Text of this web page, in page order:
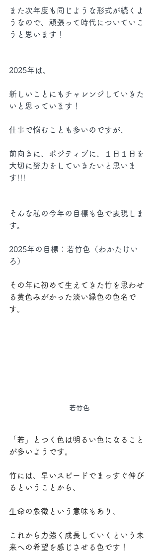
また次年度も同じような形式が続くよ
うなので、頑張って時代についていこ
うと思います！
2025年は、
新しいことにもチャレンジしていきた
いと思っています！
仕事で悩むことも多いのですが、
前向きに、ポジティブに、１日１日を
大切に努力をしていきたいと思いま
す!!!
そんな私の今年の目標も色で表現しま
す。
2025年の目標：若竹色（わかたけい
ろ）
その年に初めて生えてきた竹を思わせ
る黄色みがかった淡い緑色の色名で
す。
若竹色
「若」とつく色は明るい色になること
が多いようです。
竹には、早いスピードでまっすぐ伸び
るということから、
生命の象徴という意味もあり、
これから力強く成長していくという未
来への希望を感じさせる色です！